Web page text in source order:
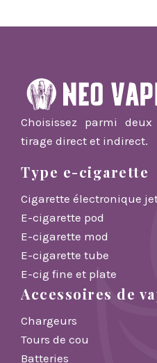
Choisissez parmi
tirage direct et indirect.
Type e-cigarette
Cigarette électronique
E-cigarette pod
E-cigarette mod
E-cigarette tube
E-cig fine et plate
Accessoires de
Chargeurs
Tours de cou
Batteries